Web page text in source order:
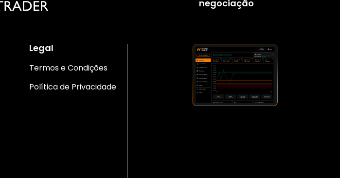
negociação
Legal
Termos e Condições
Política de Privacidade